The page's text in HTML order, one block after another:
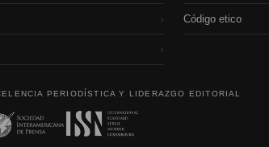
›
›
Código etico
PERIODÍSTICA Y LIDERAZGO EDITORIAL